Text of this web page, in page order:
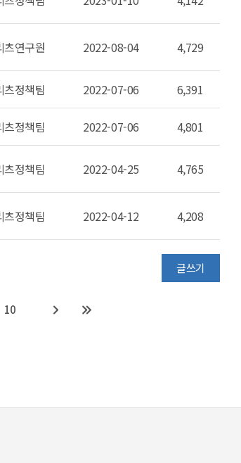
츠연구원 2022-08-04 4,729
츠정책팀 2022-07-06 6,391
츠정책팀 2022-07-06 4,801
츠정책팀 2022-04-25 4,765
츠정책팀 2022-04-12 4,208
글쓰기
10